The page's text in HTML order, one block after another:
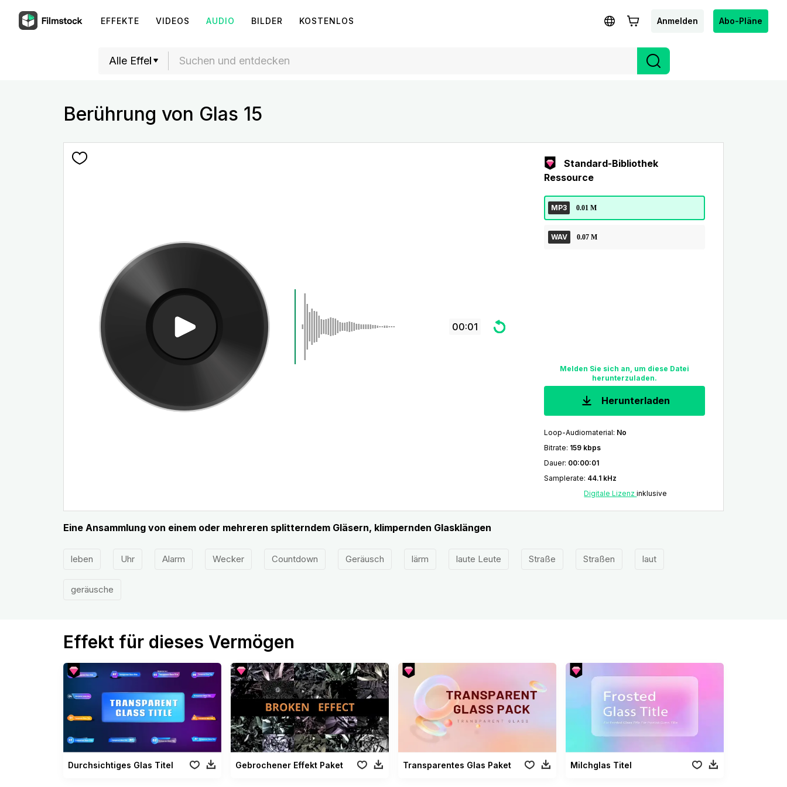
EFFEKTE VIDEOS AUDIO BILDER KOSTENLOS Anmelden Abo-Pläne
Berührung von Glas 15
00:01
Standard-Bibliothek
Ressource
MP3 0.01 M
WAV 0.07 M
Melden Sie sich an, um diese Datei
herunterzuladen.
Herunterladen
Loop-Audiomaterial: No
Bitrate: 159 kbps
Dauer: 00:00:01
Samplerate: 44.1 kHz
Digitale Lizenzinklusive
Eine Ansammlung von einem oder mehreren splitterndem Gläsern, klimpernden Glasklängen
leben Uhr Alarm Wecker Countdown Geräusch lärm laute Leute Straße Straßen laut
geräusche
Effekt für dieses Vermögen
Durchsichtiges Glas Titel Gebrochener Effekt Paket Transparentes Glas Paket Milchglas Titel